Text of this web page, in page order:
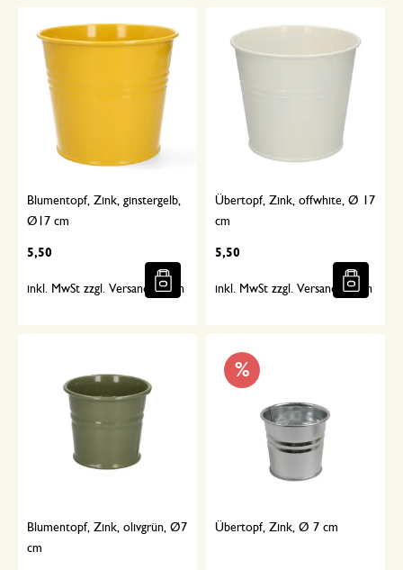
Blumentopf, Zink, ginstergelb,
Ø17 cm
5,50
inkl. MwSt zzgl. Versandkosten
Übertopf, Zink, offwhite, Ø 17
cm
5,50
inkl. MwSt zzgl. Versandkosten
Blumentopf, Zink, olivgrün, Ø7
cm
%
Übertopf, Zink, Ø 7 cm